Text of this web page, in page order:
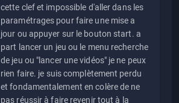
cette clef et impossible d'aller dans les
paramétrages pour faire une mise a
jour ou appuyer sur le bouton start. a
part lancer un jeu ou le menu recherche
de jeu ou "lancer une vidéos" je ne peux
rien faire. je suis complètement perdu
et fondamentalement en colère de ne
pas réussir à faire revenir tout à la